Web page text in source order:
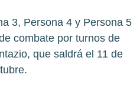
3, Persona 4 y Persona 5
combate por turnos de
que saldrá el 11 de